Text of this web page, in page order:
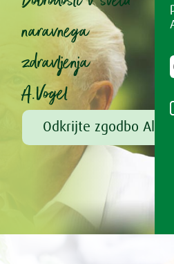
naravnega
zdravljenja
A.Vogel
Odkrijte zgodbo